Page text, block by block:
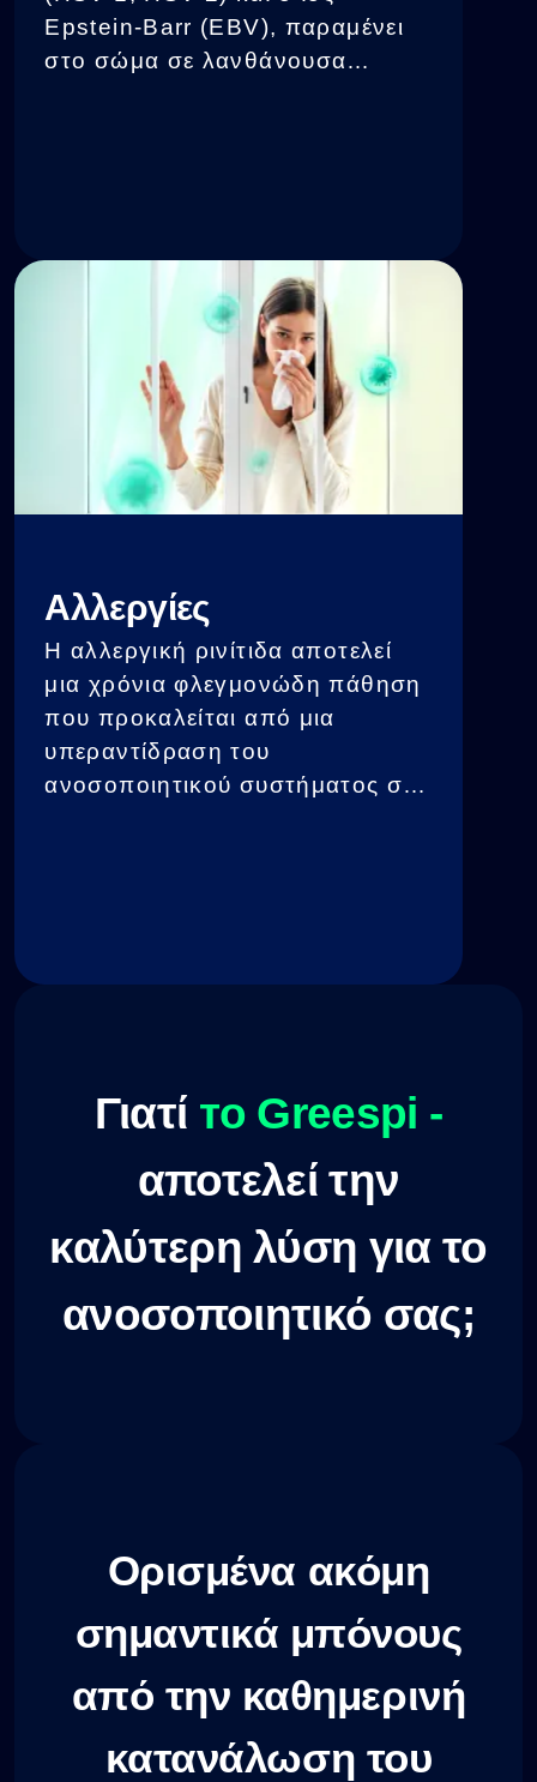
Epstein-Barr (EBV), παραμένει
στο σώμα σε λανθάνουσα
Έρευνες επιβεβαιώνουν τον
σύνδεσμο ανάμεσα στους ιούς
του έρπητα και σε σοβαρές
παθήσεις.
Αλλεργίες
Η αλλεργική ρινίτιδα αποτελεί
μια χρόνια φλεγμονώδη πάθηση
που προκαλείται από μια
υπεραντίδραση του
ανοσοποιητικού συστήματος σε
παρενέργειες. Η ανάγκη για
μακροχρόνιες επιδράσεις των
Γιατί то Greespi -
αποτελεί την
καλύτερη λύση για το
ανοσοποιητικό σας;
Ορισμένα ακόμη
σημαντικά μπόνους
από την καθημερινή
κατανάλωση του